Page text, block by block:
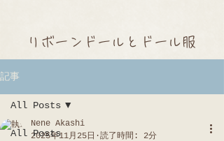
リボーンドールとドール服
記事
All Posts
All Posts
Nene Akashi
2025年11月25日
読了時間: 2分